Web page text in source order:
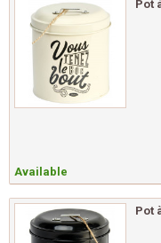
Pot
Available
Pot